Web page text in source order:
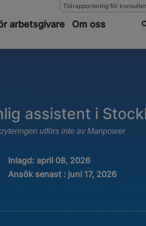
Tidrapportering för konsulter
arbetsgivare Om oss
assistent i
utförs inte av Manpower
Inlagd: april 08, 2026
Ansök senast : juni 17, 2026